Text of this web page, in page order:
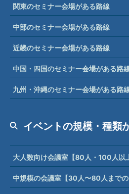
関東のセミナー会場がある路線
中部のセミナー会場がある路線
近畿のセミナー会場がある路線
中国・四国のセミナー会場がある路
九州・沖縄のセミナー会場がある路
イベントの規模・種類
大人数向け会議室【80人・100人以
中規模の会議室【30人〜80人までの